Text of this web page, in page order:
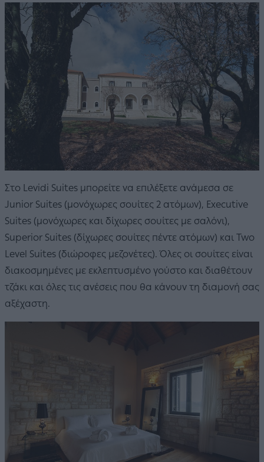
Στο Levidi Suites μπορείτε να επιλέξετε ανάμεσα σε
Junior Suites (μονόχωρες σουίτες 2 ατόμων), Executive
Suites (μονόχωρες και δίχωρες σουίτες με σαλόνι),
Superior Suites (δίχωρες σουίτες πέντε ατόμων) και Two
Level Suites (διώροφες μεζονέτες). Όλες οι σουίτες είναι
διακοσμημένες με εκλεπτυσμένο γούστο και διαθέτουν
τζάκι και όλες τις ανέσεις που θα κάνουν τη διαμονή σας
αξέχαστη.